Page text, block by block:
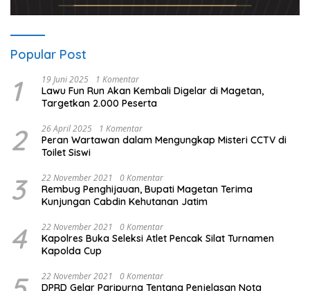
Popular Post
1 19 Juni 2025 1 Komentar
Lawu Fun Run Akan Kembali Digelar di Magetan,
Targetkan 2.000 Peserta
2 26 April 2025 1 Komentar
Peran Wartawan dalam Mengungkap Misteri CCTV di
Toilet Siswi
3 22 November 2021 0 Komentar
Rembug Penghijauan, Bupati Magetan Terima
Kunjungan Cabdin Kehutanan Jatim
4 22 November 2021 0 Komentar
Kapolres Buka Seleksi Atlet Pencak Silat Turnamen
Kapolda Cup
22 November 2021 0 Komentar
DPRD Gelar Paripurna Tentang Penjelasan Nota